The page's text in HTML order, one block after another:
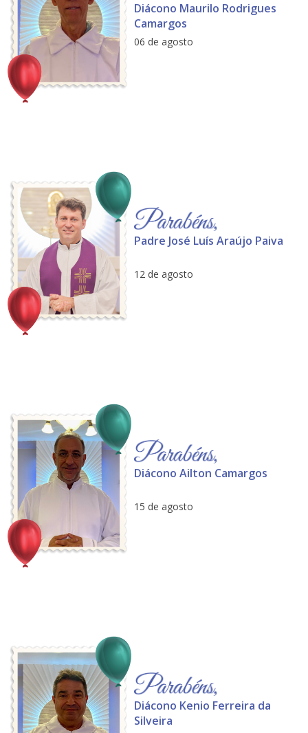
Diácono Maurilo Rodrigues
Camargos
06 de agosto
Padre José Luís Araújo Paiva
12 de agosto
Diácono Ailton Camargos
15 de agosto
Diácono Kenio Ferreira da
Silveira